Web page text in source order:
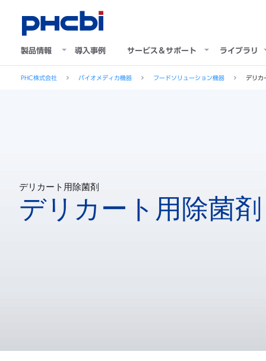
製品情報 導入事例 サービス＆サポート ライブラリ
PHC株式会社 バイオメディカ機器 フードソリューション機器 デリカ
デリカート用除菌剤
デリカート用除菌剤